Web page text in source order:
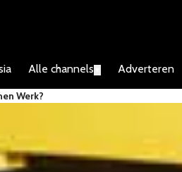
Alle channels Adverteren
Werk?